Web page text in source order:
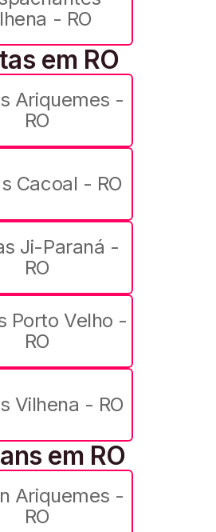
- RO
em RO
Ariquemes -
RO
Cacoal - RO
Ji-Paraná -
RO
Porto Velho -
RO
Vilhena - RO
em RO
Ariquemes -
RO